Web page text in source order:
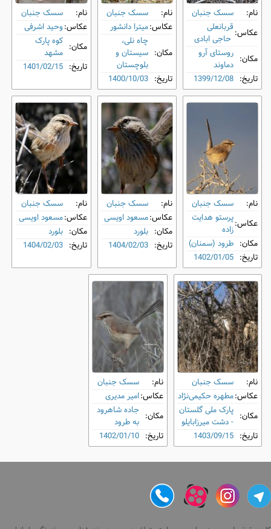
نام:
سسک جنبان
عکاس:قربانعلی
حاجی ابادی
مکان: روستای آرو
دماوند
تاریخ: 1399/12/08
نام:
سسک جنبان
عکاس:میترا دانشور
مکان:
چاه نلی،
سیستان و
بلوچستان
تاریخ: 1400/10/03
نام:
سسک جنبان
عکاس:وحید اشرفی
مکان: کوه پارک
مشهد
تاریخ: 1401/02/15
نام:
سسک جنبان
عکاس:پرستو هدایت
زاده
مکان: طرود (سمنان)
تاریخ: 1402/01/05
نام:
سسک جنبان
عکاس:مسعود اویسی
مکان: بلورد
تاریخ: 1404/02/03
نام:
سسک جنبان
عکاس:مسعود اویسی
مکان: بلورد
تاریخ: 1404/02/03
نام:
سسک جنبان
عکاس:مطهره حکیمی‌نژاد
مکان: پارک ملی گلستان
- دشت میرزابایلو
تاریخ: 1403/09/15
نام:
سسک جنبان
عکاس:امیر مدیری
مکان: جاده شاهرود
به طرود
تاریخ: 1402/01/10